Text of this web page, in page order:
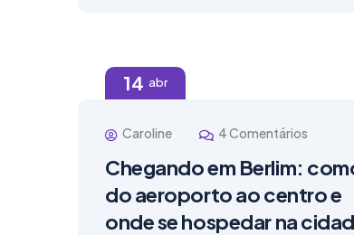
14 abr
Caroline 4 Comentários
Chegando em Berlim:
do aeroporto ao centro e
onde se hospedar na